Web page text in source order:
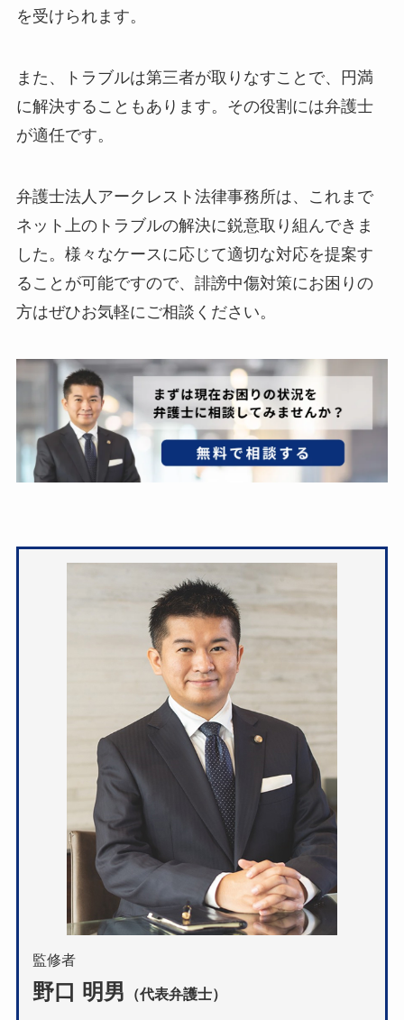
を受けられます。
また、トラブルは第三者が取りなすことで、円満
に解決することもあります。その役割には弁護士
が適任です。
弁護士法人アークレスト法律事務所は、これまで
ネット上のトラブルの解決に鋭意取り組んできま
した。様々なケースに応じて適切な対応を提案す
ることが可能ですので、誹謗中傷対策にお困りの
方はぜひお気軽にご相談ください。
監修者
野口 明男 （代表弁護士）